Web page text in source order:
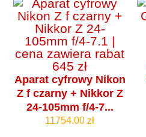
Aparat cyfrowy Nikon
Z f czarny + Nikkor Z
24-105mm f/4‑7...
11754.00 zł